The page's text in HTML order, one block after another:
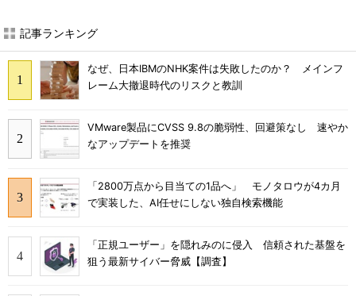
記事ランキング
なぜ、日本IBMのNHK案件は失敗したのか？ メインフ
レーム大撤退時代のリスクと教訓
VMware製品にCVSS 9.8の脆弱性、回避策なし 速やか
なアップデートを推奨
「2800万点から目当ての1品へ」 モノタロウが4カ月
で実装した、AI任せにしない独自検索機能
「正規ユーザー」を隠れみのに侵入 信頼された基盤を
狙う最新サイバー脅威【調査】